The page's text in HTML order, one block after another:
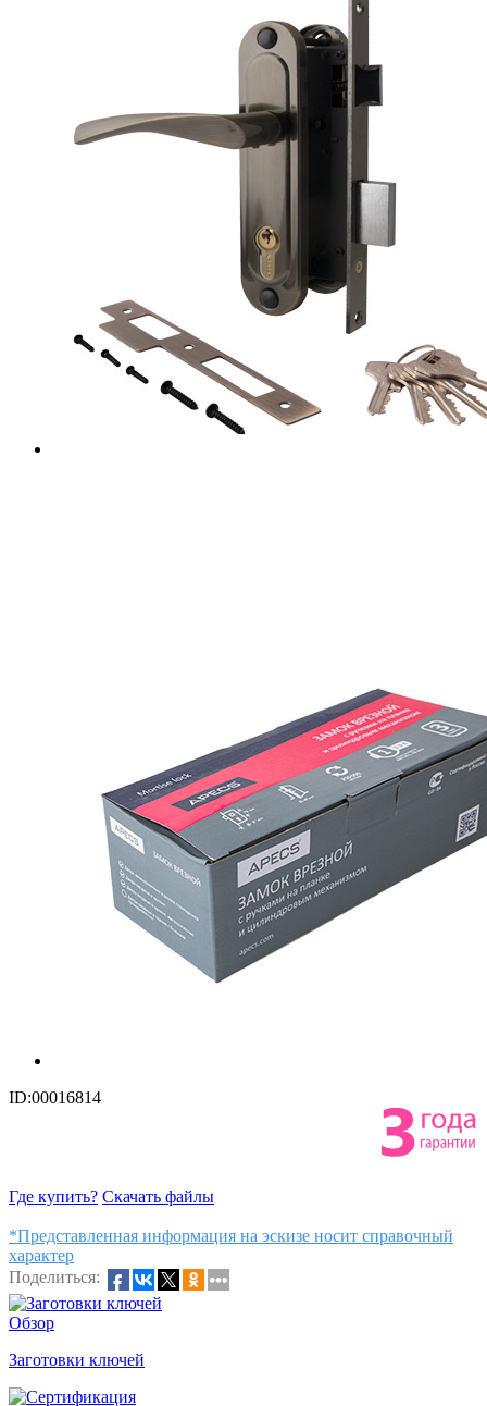
ID:00016814
Где купить? Скачать файлы
*Представленная информация на эскизе носит справочный
характер
Поделиться:
Обзор
Заготовки ключей